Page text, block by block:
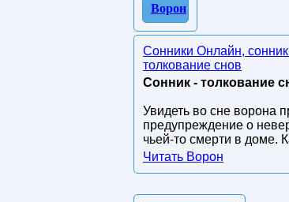
Ворон
Сонники Онлайн,
толкование снов
Сонник - толкование
Увидеть во сне ворона
предупреждение о
чьей-то смерти в доме.
Читать Ворон